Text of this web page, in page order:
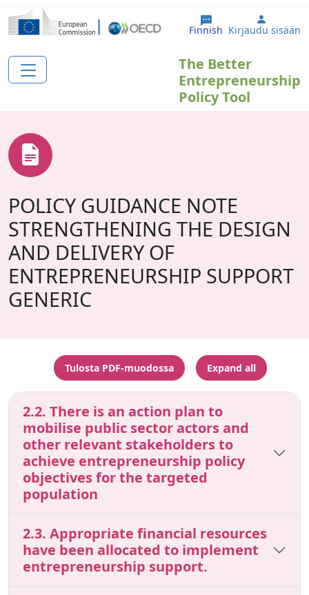
Hyppää pääsisältöön
Finnish User
Kirjaudu sisään
The Better
Entrepreneurship
Policy Tool
POLICY GUIDANCE NOTE
STRENGTHENING THE DESIGN
AND DELIVERY OF
ENTREPRENEURSHIP SUPPORT
GENERIC
Tulosta PDF-muodossa Expand all
2.2. There is an action plan to
mobilise public sector actors and
other relevant stakeholders to
achieve entrepreneurship policy
objectives for the targeted
population
2.3. Appropriate financial resources
have been allocated to implement
entrepreneurship support.